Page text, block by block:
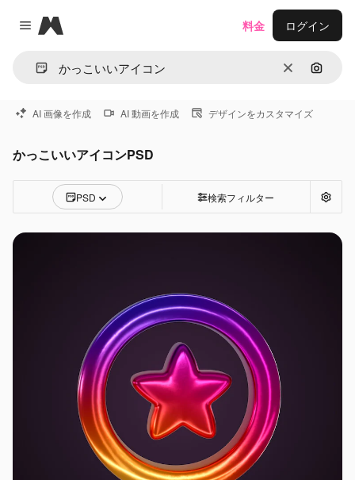
Close menu
Magnific
消去 画像で
料金 ログイン
AI 画像を作成 AI 動画を作成 デザインをカスタマイズ
かっこいいアイコンPSD
PSD 検索フィルター